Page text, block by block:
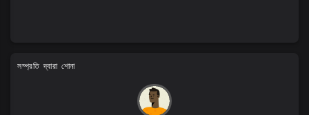
সম্প্রতি দ্বারা শোনা